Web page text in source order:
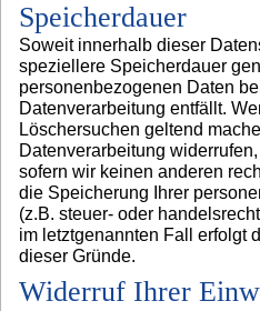
Speicherdauer
Soweit innerhalb dieser
speziellere Speicherdauer
personenbezogenen Daten
Datenverarbeitung entfällt.
Löschersuchen geltend
Datenverarbeitung
sofern wir keinen anderen
die Speicherung Ihrer
(z.B. steuer- oder
im letztgenannten Fall erfolgt
dieser Gründe.
Widerruf Ihrer